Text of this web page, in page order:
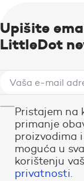
Upišite
LittleDot
Pristajem na
primanje
proizvodima
moguća u
korištenju
privatnosti.